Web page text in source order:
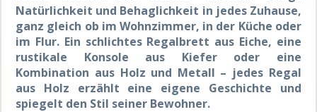
Natürlichkeit und Behaglichkeit in jedes Zuhause,
ganz gleich ob im Wohnzimmer, in der Küche oder
im Flur. Ein schlichtes Regalbrett aus Eiche, eine
rustikale Konsole aus Kiefer oder eine
Kombination aus Holz und Metall – jedes Regal
aus Holz erzählt eine eigene Geschichte und
spiegelt den Stil seiner Bewohner.